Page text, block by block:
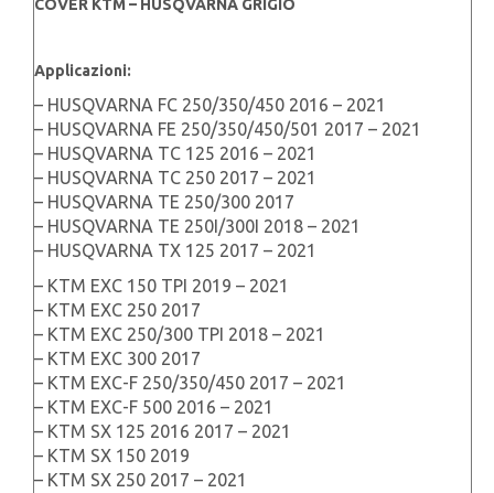
COVER KTM – HUSQVARNA GRIGIO
Applicazioni:
– HUSQVARNA FC 250/350/450 2016 – 2021
– HUSQVARNA FE 250/350/450/501 2017 – 2021
– HUSQVARNA TC 125 2016 – 2021
– HUSQVARNA TC 250 2017 – 2021
– HUSQVARNA TE 250/300 2017
– HUSQVARNA TE 250I/300I 2018 – 2021
– HUSQVARNA TX 125 2017 – 2021
– KTM EXC 150 TPI 2019 – 2021
– KTM EXC 250 2017
– KTM EXC 250/300 TPI 2018 – 2021
– KTM EXC 300 2017
– KTM EXC-F 250/350/450 2017 – 2021
– KTM EXC-F 500 2016 – 2021
– KTM SX 125 2016 2017 – 2021
– KTM SX 150 2019
– KTM SX 250 2017 – 2021